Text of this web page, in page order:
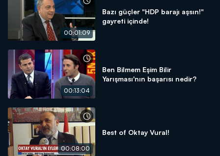
00:01:09
Bazı güçler "HDP barajı aşsın!"
gayreti içinde!
00:13:04
Ben Bilmem Eşim Bilir
Yarışması'nın başarısı nedir?
00:08:00
Best of Oktay Vural!